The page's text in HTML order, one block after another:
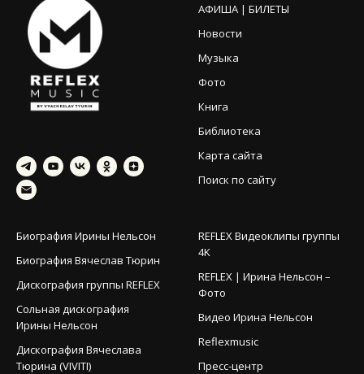
АФИША | БИЛЕТЫ
Новости
Музыка
Фото
Книга
Библиотека
Карта сайта
Поиск по сайту
Биография Ирины Нельсон
Биография Вячеслав Тюрин
Дискография группы REFLEX
Сольная дискография
Ирины Нельсон
Дискография Вячеслава
Тюрина (VIVITI)
REFLEX Видеоклипы группы
4K
REFLEX | Ирина Нельсон –
Фото
Видео Ирина Нельсон
Reflexmusic
Пресс-центр